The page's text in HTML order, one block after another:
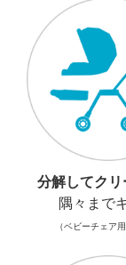
分解してクリ
隅々まで
（ベビーチェア